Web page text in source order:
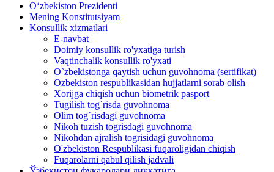
Oʻzbekiston Prezidenti
Mening Konstitutsiyam
Konsullik xizmatlari
E-navbat
Doimiy konsullik ro'yxatiga turish
Vaqtinchalik konsullik ro'yxati
O`zbekistonga qaytish uchun guvohnoma (sertifikat)
Ozbekiston respublikasidan hujjatlarni sorab olish
Xorijga chiqish uchun biometrik pasport
Tugilish tog`risda guvohnoma
Olim tog`risdagi guvohnoma
Nikoh tuzish togrisdagi guvohnoma
Nikohdan ajralish togrisidagi guvohnoma
O'zbekiston Respublikasi fuqaroligidan chiqish
Fuqarolarni qabul qilish jadvali